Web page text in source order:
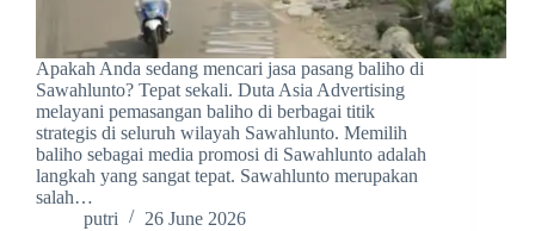
Apakah Anda sedang mencari jasa pasang baliho di
Sawahlunto? Tepat sekali. Duta Asia Advertising
melayani pemasangan baliho di berbagai titik
strategis di seluruh wilayah Sawahlunto. Memilih
baliho sebagai media promosi di Sawahlunto adalah
langkah yang sangat tepat. Sawahlunto merupakan
salah…
putri
26 June 2026